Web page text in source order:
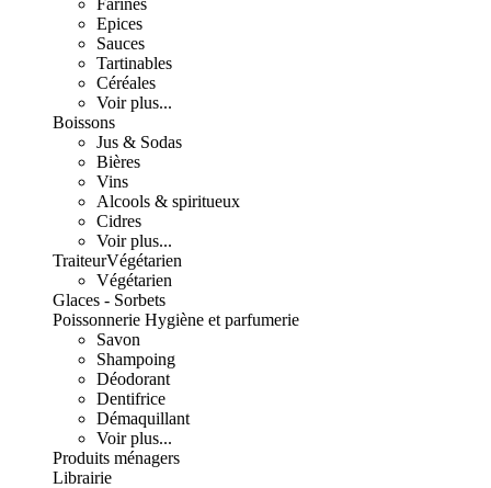
Farines
Epices
Sauces
Tartinables
Céréales
Voir plus...
Boissons
Jus & Sodas
Bières
Vins
Alcools & spiritueux
Cidres
Voir plus...
TraiteurVégétarien
Végétarien
Glaces - Sorbets
Poissonnerie Hygiène et parfumerie
Savon
Shampoing
Déodorant
Dentifrice
Démaquillant
Voir plus...
Produits ménagers
Librairie